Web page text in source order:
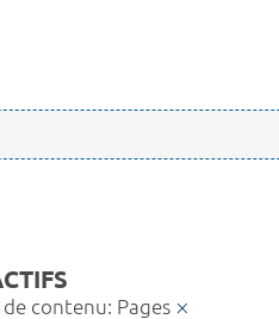
contenu: Pages